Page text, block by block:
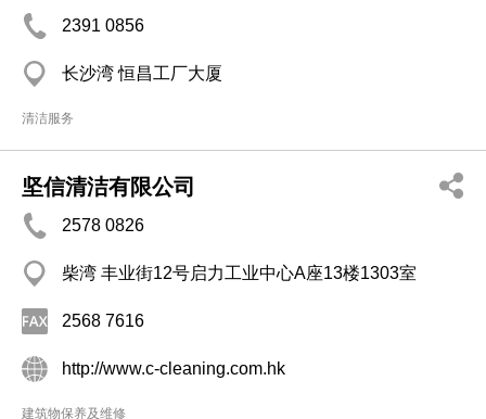
2391 0856
长沙湾 恒昌工厂大厦
清洁服务
坚信清洁有限公司
2578 0826
柴湾 丰业街12号启力工业中心A座13楼1303室
2568 7616
http://www.c-cleaning.com.hk
建筑物保养及维修